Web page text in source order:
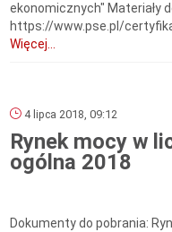
ekonomicznych" Materiały
https://www.pse.pl/
Więcej...
4 lipca 2018, 09:12
Rynek mocy w
ogólna 2018
Dokumenty do pobrania: